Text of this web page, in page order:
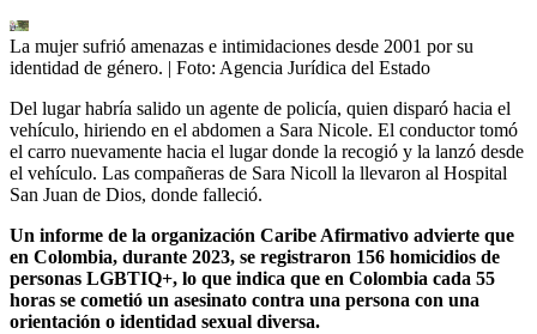
La mujer sufrió amenazas e intimidaciones desde 2001 por su
identidad de género. | Foto: Agencia Jurídica del Estado
Del lugar habría salido un agente de policía, quien disparó hacia el
vehículo, hiriendo en el abdomen a Sara Nicole. El conductor tomó
el carro nuevamente hacia el lugar donde la recogió y la lanzó desde
el vehículo. Las compañeras de Sara Nicoll la llevaron al Hospital
San Juan de Dios, donde falleció.
Un informe de la organización Caribe Afirmativo advierte que
en Colombia, durante 2023, se registraron 156 homicidios de
personas LGBTIQ+, lo que indica que en Colombia cada 55
horas se cometió un asesinato contra una persona con una
orientación o identidad sexual diversa.